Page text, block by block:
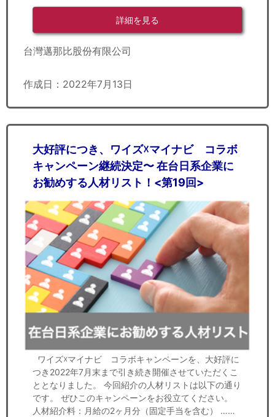
詳細を見る
台灣邁那比股份有限公司
作成日：2022年7月13日
大好評につき、ワイズ☓マイナビ コラボ
キャンペーン継続決定〜 在台日系企業に
お勧めする人材リスト！<第19回>
ワイズ☓マイナビ コラボキャンペーンを、大好評に
つき2022年7月末まで引き続き開催させていただくこ
ととなりました。 今回紹介の人材リストは以下の通り
です。 ぜひこのキャンペーンをお役立てください。
人材紹介料：月給の2ヶ月分（固定手当を含む） ……